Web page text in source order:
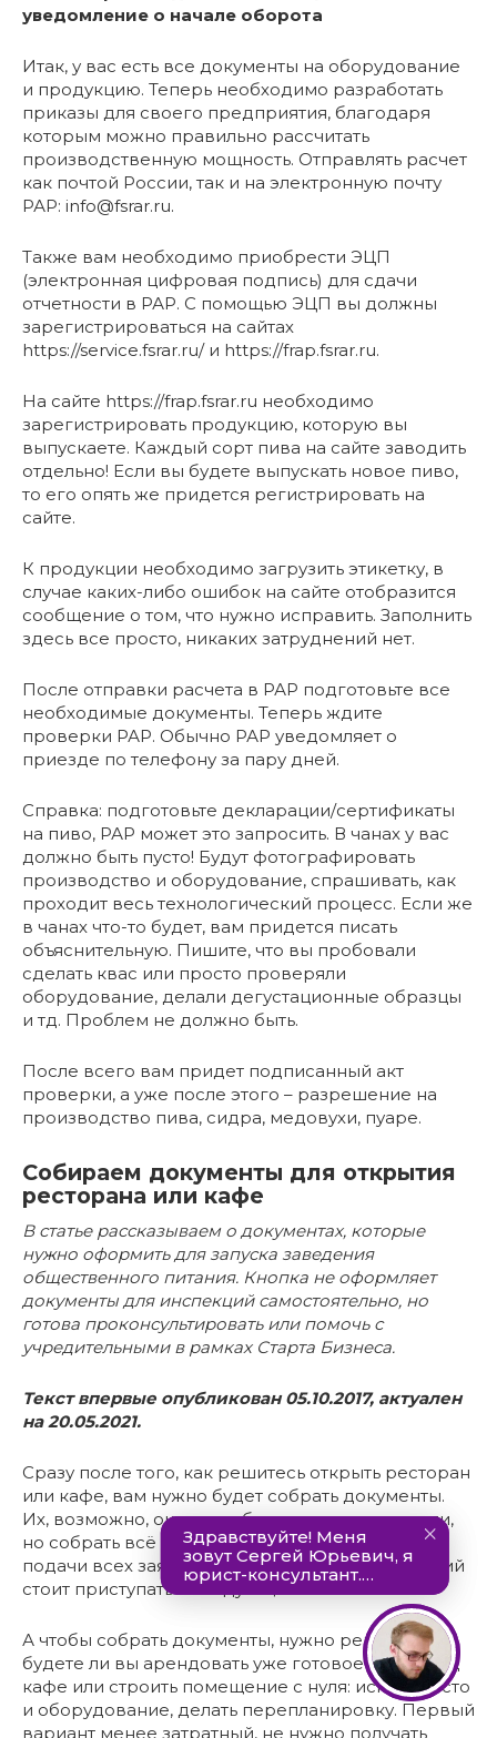
уведомление о начале оборота
Итак, у вас есть все документы на оборудование
и продукцию. Теперь необходимо разработать
приказы для своего предприятия, благодаря
которым можно правильно рассчитать
производственную мощность. Отправлять расчет
как почтой России, так и на электронную почту
РАР: info@fsrar.ru.
Также вам необходимо приобрести ЭЦП
(электронная цифровая подпись) для сдачи
отчетности в РАР. С помощью ЭЦП вы должны
зарегистрироваться на сайтах
https://service.fsrar.ru/ и https://frap.fsrar.ru.
На сайте https://frap.fsrar.ru необходимо
зарегистрировать продукцию, которую вы
выпускаете. Каждый сорт пива на сайте заводить
отдельно! Если вы будете выпускать новое пиво,
то его опять же придется регистрировать на
сайте.
К продукции необходимо загрузить этикетку, в
случае каких-либо ошибок на сайте отобразится
сообщение о том, что нужно исправить. Заполнить
здесь все просто, никаких затруднений нет.
После отправки расчета в РАР подготовьте все
необходимые документы. Теперь ждите
проверки РАР. Обычно РАР уведомляет о
приезде по телефону за пару дней.
Справка: подготовьте декларации/сертификаты
на пиво, РАР может это запросить. В чанах у вас
должно быть пусто! Будут фотографировать
производство и оборудование, спрашивать, как
проходит весь технологический процесс. Если же
в чанах что-то будет, вам придется писать
объяснительную. Пишите, что вы пробовали
сделать квас или просто проверяли
оборудование, делали дегустационные образцы
и тд. Проблем не должно быть.
После всего вам придет подписанный акт
проверки, а уже после этого – разрешение на
производство пива, сидра, медовухи, пуаре.
Собираем документы для открытия
ресторана или кафе
В статье рассказываем о документах, которые
нужно оформить для запуска заведения
общественного питания. Кнопка не оформляет
документы для инспекций самостоятельно, но
готова проконсультировать или помочь с
учредительными в рамках Старта Бизнеса.
Текст впервые опубликован 05.10.2017, актуален
на 20.05.2021.
Сразу после того, как решитесь открыть ресторан
или кафе, вам нужно будет собрать документы.
Их, возможно, окажется больше, чем вы думали,
но собрать всё равно придётся. Только после
подачи всех заявлений и получения разрешений
стоит приступать к следующим этапам.
А чтобы собрать документы, нужно решить,
будете ли вы арендовать уже готовое место под
кафе или строить помещение с нуля: искать место
и оборудование, делать перепланировку. Первый
вариант менее затратный, не нужно получать